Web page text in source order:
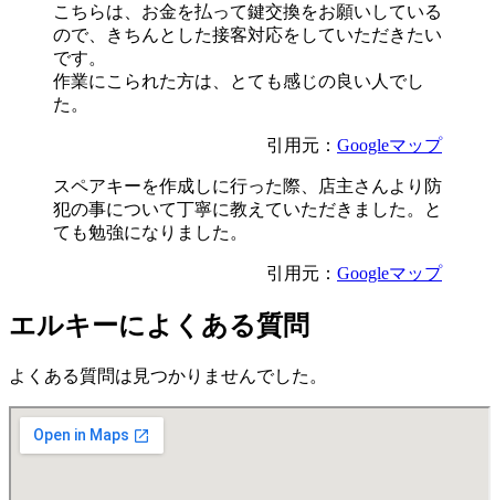
こちらは、お金を払って鍵交換をお願いしている
ので、きちんとした接客対応をしていただきたい
です。
作業にこられた方は、とても感じの良い人でし
た。
引用元： Googleマップ
スペアキーを作成しに行った際、店主さんより防
犯の事について丁寧に教えていただきました。と
ても勉強になりました。
引用元： Googleマップ
エルキーによくある質問
よくある質問は見つかりませんでした。